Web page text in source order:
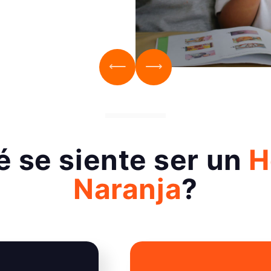
se siente ser un
Naranja?